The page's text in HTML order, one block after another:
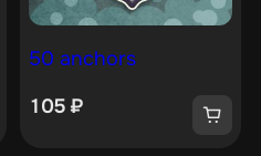
50 anchors
105 ₽